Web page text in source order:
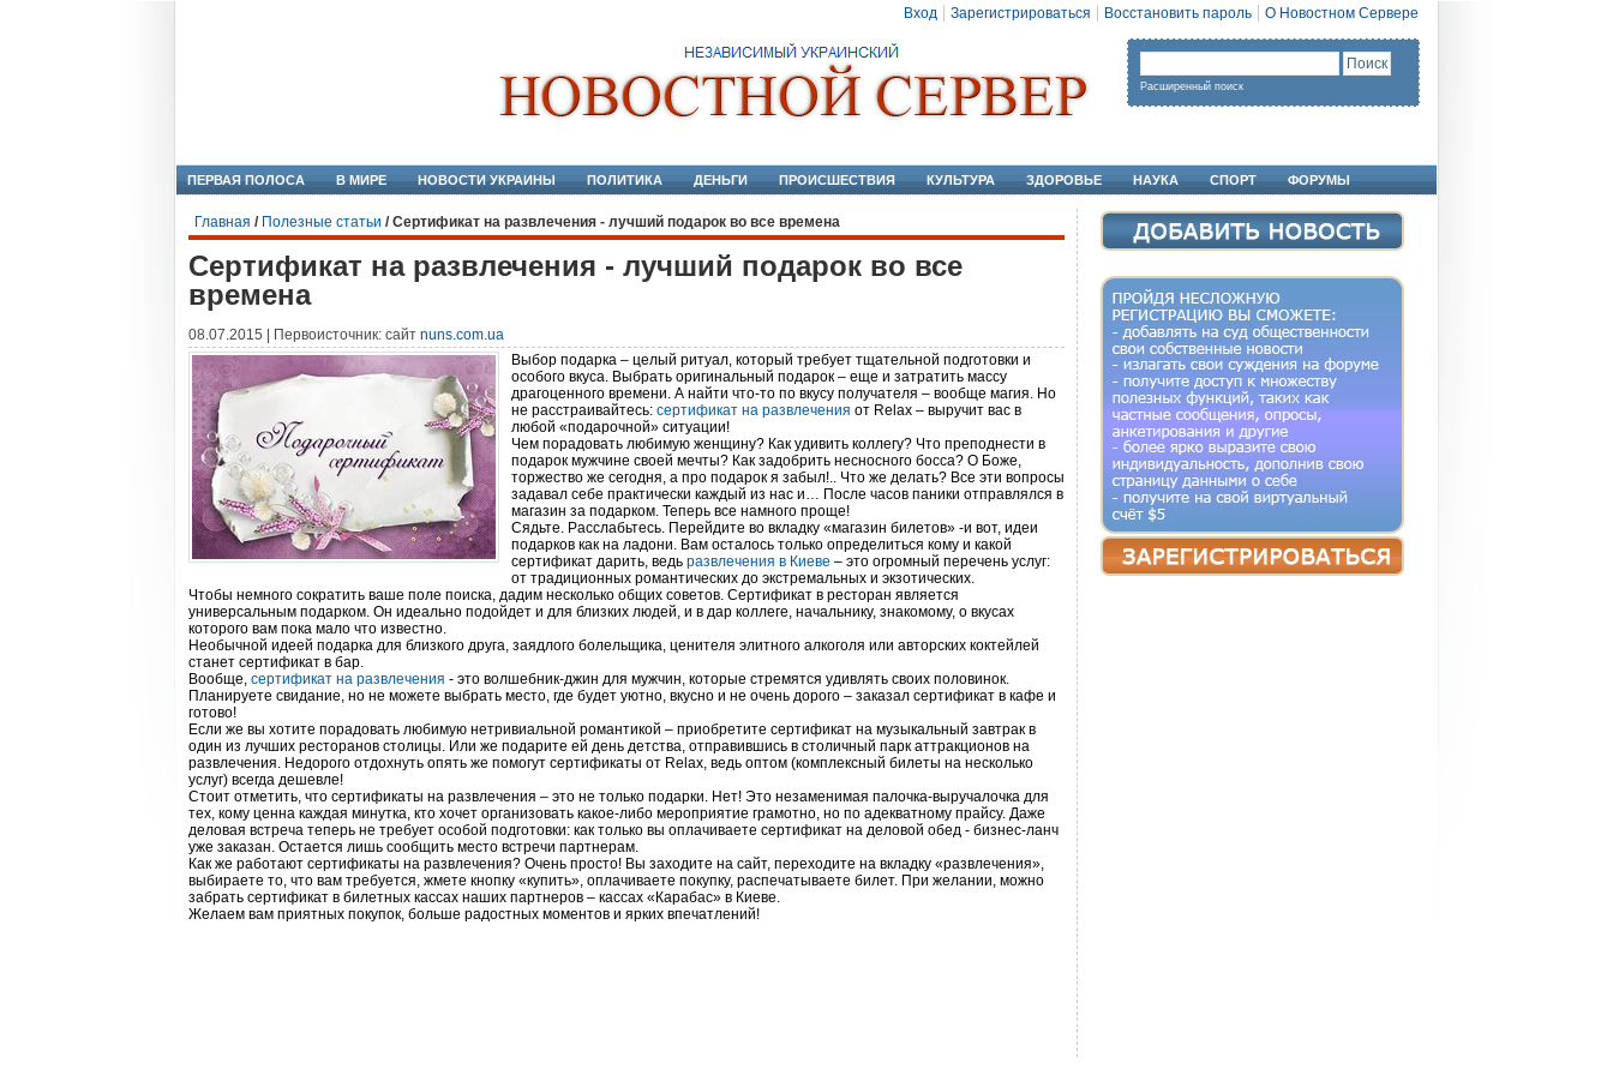
Вход Зарегистрироваться Восстановить пароль О Новостном Сервере
Расширенный поиск
ПЕРВАЯ ПОЛОСА В МИРЕ НОВОСТИ УКРАИНЫ ПОЛИТИКА ДЕНЬГИ ПРОИСШЕСТВИЯ КУЛЬТУРА ЗДОРОВЬЕ НАУКА СПОРТ ФОРУМЫ
Главная / Полезные статьи /Сертификат на развлечения - лучший подарок во все времена
Сертификат на развлечения - лучший подарок во все
времена
08.07.2015 | Первоисточник: сайт nuns.com.ua
Выбор подарка – целый ритуал, который требует тщательной подготовки и
особого вкуса. Выбрать оригинальный подарок – еще и затратить массу
драгоценного времени. А найти что-то по вкусу получателя – вообще магия. Но
не расстраивайтесь: сертификат на развлечения от Relax – выручит вас в
любой «подарочной» ситуации!
Чем порадовать любимую женщину? Как удивить коллегу? Что преподнести в
подарок мужчине своей мечты? Как задобрить несносного босса? О Боже,
торжество же сегодня, а про подарок я забыл!.. Что же делать? Все эти вопросы
задавал себе практически каждый из нас и… После часов паники отправлялся в
магазин за подарком. Теперь все намного проще!
Сядьте. Расслабьтесь. Перейдите во вкладку «магазин билетов» -и вот, идеи
подарков как на ладони. Вам осталось только определиться кому и какой
сертификат дарить, ведь развлечения в Киеве – это огромный перечень услуг:
от традиционных романтических до экстремальных и экзотических.
Чтобы немного сократить ваше поле поиска, дадим несколько общих советов. Сертификат в ресторан является
универсальным подарком. Он идеально подойдет и для близких людей, и в дар коллеге, начальнику, знакомому, о вкусах
которого вам пока мало что известно.
Необычной идеей подарка для близкого друга, заядлого болельщика, ценителя элитного алкоголя или авторских коктейлей
станет сертификат в бар.
Вообще, сертификат на развлечения - это волшебник-джин для мужчин, которые стремятся удивлять своих половинок.
Планируете свидание, но не можете выбрать место, где будет уютно, вкусно и не очень дорого – заказал сертификат в кафе и
готово!
Если же вы хотите порадовать любимую нетривиальной романтикой – приобретите сертификат на музыкальный завтрак в
один из лучших ресторанов столицы. Или же подарите ей день детства, отправившись в столичный парк аттракционов на
развлечения. Недорого отдохнуть опять же помогут сертификаты от Relax, ведь оптом (комплексный билеты на несколько
услуг) всегда дешевле!
Стоит отметить, что сертификаты на развлечения – это не только подарки. Нет! Это незаменимая палочка-выручалочка для
тех, кому ценна каждая минутка, кто хочет организовать какое-либо мероприятие грамотно, но по адекватному прайсу. Даже
деловая встреча теперь не требует особой подготовки: как только вы оплачиваете сертификат на деловой обед - бизнес-ланч
уже заказан. Остается лишь сообщить место встречи партнерам.
Как же работают сертификаты на развлечения? Очень просто! Вы заходите на сайт, переходите на вкладку «развлечения»,
выбираете то, что вам требуется, жмете кнопку «купить», оплачиваете покупку, распечатываете билет. При желании, можно
забрать сертификат в билетных кассах наших партнеров – кассах «Карабас» в Киеве.
Желаем вам приятных покупок, больше радостных моментов и ярких впечатлений!